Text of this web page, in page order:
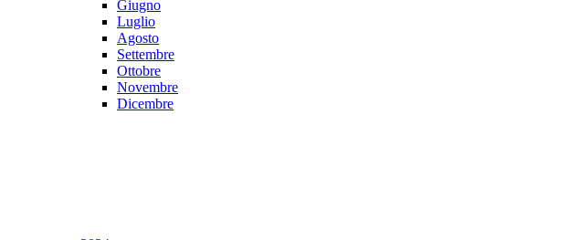
Giugno
Luglio
Agosto
Settembre
Ottobre
Novembre
Dicembre